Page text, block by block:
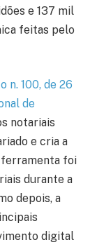
e 137 mil
feitas pelo
n. 100, de 26
de
notariais
e cria a
foi
durante a
depois, a
digital